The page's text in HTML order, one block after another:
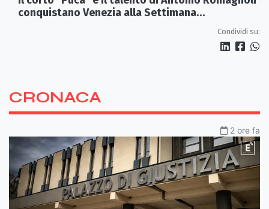
conquistano Venezia alla Settimana
Condividi su:
CRONACA
2 ore fa